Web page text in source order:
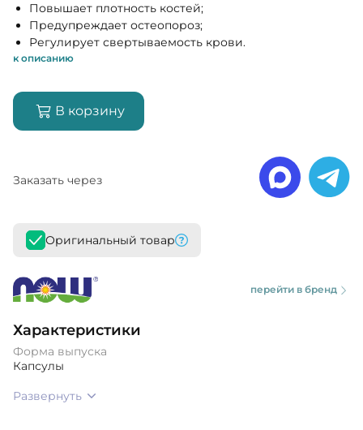
Повышает плотность костей;
Предупреждает остеопороз;
Регулирует свертываемость крови.
к описанию
В корзину
Заказать через
Оригинальный товар
перейти в бренд
Характеристики
Форма выпуска
Капсулы
Развернуть